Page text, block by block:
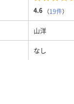
4.6 （19件）
山洋
なし